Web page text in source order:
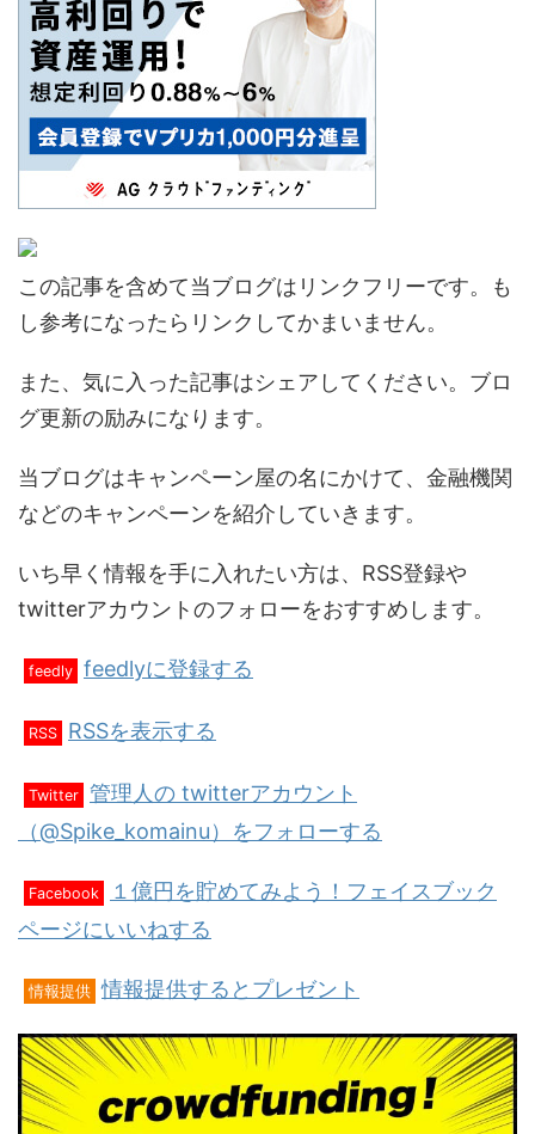
この記事を含めて当ブログはリンクフリーです。も
し参考になったらリンクしてかまいません。
また、気に入った記事はシェアしてください。ブロ
グ更新の励みになります。
当ブログはキャンペーン屋の名にかけて、金融機関
などのキャンペーンを紹介していきます。
いち早く情報を手に入れたい方は、RSS登録や
twitterアカウントのフォローをおすすめします。
feedly feedlyに登録する
RSS RSSを表示する
Twitter 管理人の twitterアカウント
（@Spike_komainu）をフォローする
Facebook
１億円を貯めてみよう！フェイスブック
ページにいいねする
情報提供 情報提供するとプレゼント